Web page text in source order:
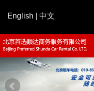
English 中文